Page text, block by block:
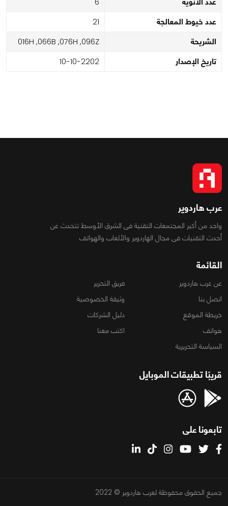
عدد خيوط المعالجة 12
الشريحة Z690, H670, B660, H610
تاريخ الإصدار 2022-01-01
عرب هاردوير
واحد من أكبر المجتمعات التقنية فى الشرق الأوسط تتحدث عن
أحدث التقنيات فى مجال الهاردوير والألعاب والهواتف
القائمة
عن عرب هاردوير
فريق التحرير
اتصل بنا
وثيقة الخصوصية
خريطة الموقع
دليل الشركات
هواتف
اكتب معنا
السياسة التحريرية
قريبًا تطبيقات الموبايل
تابعونا على
جميع الحقوق محفوظة لعرب هاردوير © 2022